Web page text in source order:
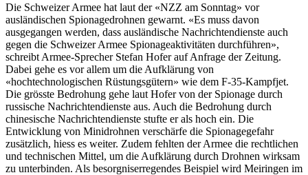
Die Schweizer Armee hat laut der «NZZ am Sonntag» vor
ausländischen Spionagedrohnen gewarnt. «Es muss davon
ausgegangen werden, dass ausländische Nachrichtendienste auch
gegen die Schweizer Armee Spionageaktivitäten durchführen»,
schreibt Armee-Sprecher Stefan Hofer auf Anfrage der Zeitung.
Dabei gehe es vor allem um die Aufklärung von
«hochtechnologischen Rüstungsgütern» wie dem F-35-Kampfjet.
Die grösste Bedrohung gehe laut Hofer von der Spionage durch
russische Nachrichtendienste aus. Auch die Bedrohung durch
chinesische Nachrichtendienste stufte er als hoch ein. Die
Entwicklung von Minidrohnen verschärfe die Spionagegefahr
zusätzlich, hiess es weiter. Zudem fehlten der Armee die rechtlichen
und technischen Mittel, um die Aufklärung durch Drohnen wirksam
zu unterbinden. Als besorgniserregendes Beispiel wird Meiringen im